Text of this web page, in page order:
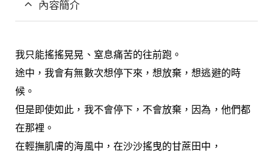
內容簡介
我只能搖搖晃晃、窒息痛苦的往前跑。
途中，我會有無數次想停下來，想放棄，想逃避的時
候。
但是即使如此，我不會停下，不會放棄，因為，他們都
在那裡。
在輕撫肌膚的海風中，在沙沙搖曳的甘蔗田中，